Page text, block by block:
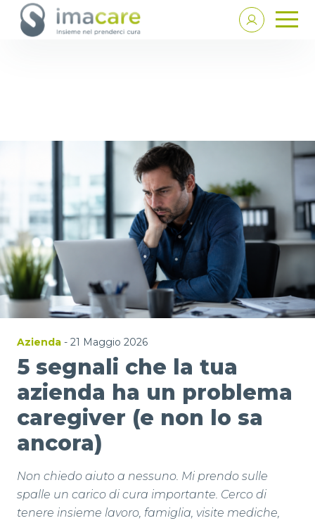
Azienda - 21 Maggio 2026
5 segnali che la tua
azienda ha un problema
caregiver (e non lo sa
ancora)
Non chiedo aiuto a nessuno. Mi prendo sulle
spalle un carico di cura importante. Cerco di
tenere insieme lavoro, famiglia, visite mediche,